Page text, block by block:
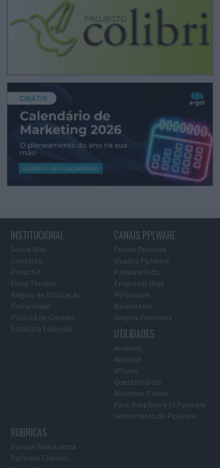
INSTITUCIONAL
Sobre Nós
Contacto
Press Kit
Ficha Técnica
Regras de Utilização
Privacidade
Política de Cookies
Estatuto Editorial
CANAIS PPLWARE
Fórum Pplware
Usados Pplware
Pplware Kids
Empresas Hoje
PiPplware
Newsletter
Grupos Facebook
UTILIDADES
Análises
Android
iPhone
Questionários
Windows Phone
Pack Raspberry Pi Pplware
Velocímetro do Pplware
RUBRICAS
Porque hoje é sexta
Pplware Classics…